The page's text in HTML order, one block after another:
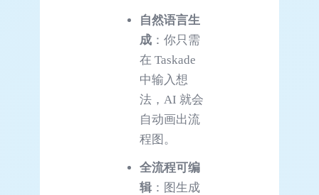
自然语言生
成 ：你只需
在 Taskade
中输入想
法，AI 就会
自动画出流
程图。
全流程可编
辑 ：图生成